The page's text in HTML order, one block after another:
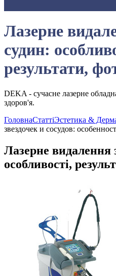
Лазерне
судин:
результати,
DEKA - сучасне лазерне
здоров'я.
ГоловнаСтаттіЭстетика &
звездочек и сосудов:
Лазерне видалення
особливості,